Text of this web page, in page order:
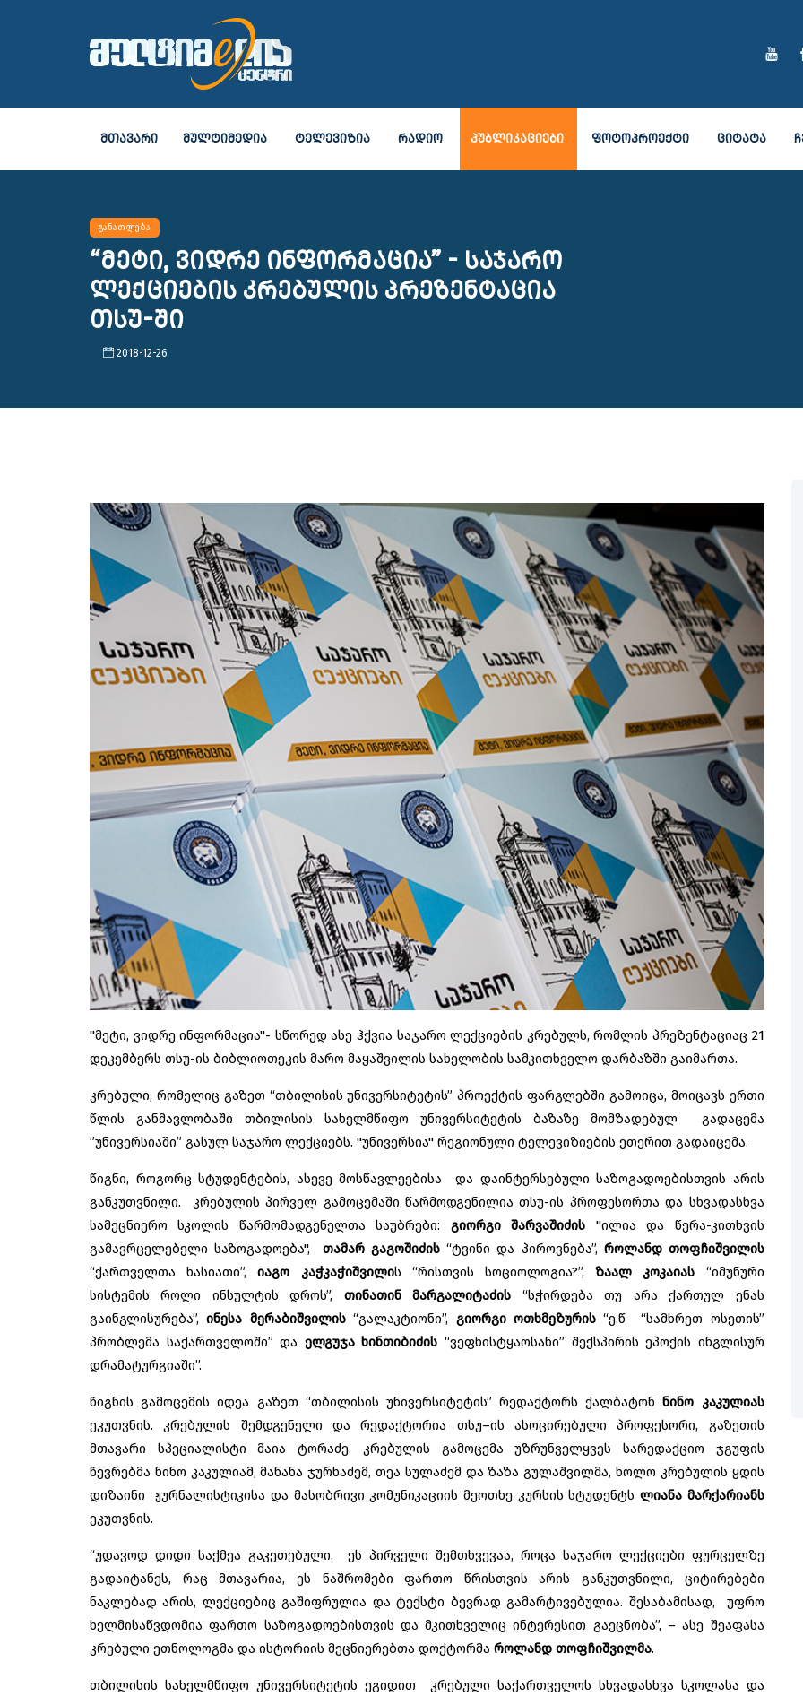
ᲛᲗᲐᲕᲐᲠᲘ ᲛᲣᲚᲢᲘᲛᲔᲓᲘᲐ ᲢᲔᲚᲔᲕᲘᲖᲘᲐ ᲠᲐᲓᲘᲝ ᲞᲣᲑᲚᲘᲙᲐᲪᲘᲔᲑᲘ ᲤᲝᲢᲝᲞᲠᲝᲔᲥᲢᲘ ᲪᲘᲢᲐᲢᲐ
განათლება
“მეტი, ვიდრე ინფორმაცია” - საჯარო
ლექციების კრებულის პრეზენტაცია
თსუ-ში
2018-12-26
"მეტი, ვიდრე ინფორმაცია"- სწორედ ასე ჰქვია საჯარო ლექციების კრებულს, რომლის პრეზენტაციაც 21
დეკემბერს თსუ-ის ბიბლიოთეკის მარო მაყაშვილის სახელობის სამკითხველო დარბაზში გაიმართა.
კრებული, რომელიც გაზეთ “თბილისის უნივერსიტეტის” პროექტის ფარგლებში გამოიცა, მოიცავს ერთი
წლის განმავლობაში თბილისის სახელმწიფო უნივერსიტეტის ბაზაზე მომზადებულ გადაცემა
”უნივერსიაში” გასულ საჯარო ლექციებს. "უნივერსია" რეგიონული ტელევიზიების ეთერით გადაიცემა.
წიგნი, როგორც სტუდენტების, ასევე მოსწავლეებისა და დაინტერსებული საზოგადოებისთვის არის
განკუთვნილი. კრებულის პირველ გამოცემაში წარმოდგენილია თსუ-ის პროფესორთა და სხვადასხვა
სამეცნიერო სკოლის წარმომადგენელთა საუბრები: გიორგი შარვაშიძის "ილია და წერა-კითხვის
გამავრცელებელი საზოგადოება",თამარ გაგოშიძის “ტვინი და პიროვნება”, როლანდ თოფჩიშვილის
“ქართველთა ხასიათი”,იაგო კაჭკაჭიშვილის “რისთვის სოციოლოგია?”,ზაალ კოკაიას “იმუნური
სისტემის როლი ინსულტის დროს”, თინათინ მარგალიტაძის “სჭირდება თუ არა ქართულ ენას
გაინგლისურება”,ინესა მერაბიშვილის“გალაკტიონი”, გიორგი ოთხმეზურის “ე.წ “სამხრეთ ოსეთის”
პრობლემა საქართველოში” და ელგუჯა ხინთიბიძის “ვეფხისტყაოსანი” შექსპირის ეპოქის ინგლისურ
დრამატურგიაში”.
წიგნის გამოცემის იდეა გაზეთ “თბილისის უნივერსიტეტის” რედაქტორს ქალბატონნინო კაკულიას
ეკუთვნის. კრებულის შემდგენელი და რედაქტორია თსუ–ის ასოცირებული პროფესორი, გაზეთის
მთავარი სპეციალისტი მაია ტორაძე. კრებულის გამოცემა უზრუნველყვეს სარედაქციო ჯგუფის
წევრებმა ნინო კაკულიამ, მანანა ჯურხაძემ, თეა სულაძემ და ზაზა გულაშვილმა, ხოლო კრებულის ყდის
დიზაინი ჟურნალისტიკისა და მასობრივი კომუნიკაციის მეოთხე კურსის სტუდენტს ლიანა მარქარიანს
ეკუთვნის.
“უდავოდ დიდი საქმეა გაკეთებული. ეს პირველი შემთხვევაა, როცა საჯარო ლექციები ფურცელზე
გადაიტანეს, რაც მთავარია, ეს ნაშრომები ფართო წრისთვის არის განკუთვნილი, ციტირებები
ნაკლებად არის, ლექციებიც გაშიფრულია და ტექსტი ბევრად გამარტივებულია. შესაბამისად, უფრო
ხელმისაწვდომია ფართო საზოგადოებისთვის და მკითხველიც ინტერესით გაეცნობა”, – ასე შეაფასა
კრებული ეთნოლოგმა და ისტორიის მეცნიერებთა დოქტორმა როლანდ თოფჩიშვილმა.
თბილისის სახელმწიფო უნივერსიტეტის ეგიდით კრებული საქართველოს სხვადასხვა სკოლასა და